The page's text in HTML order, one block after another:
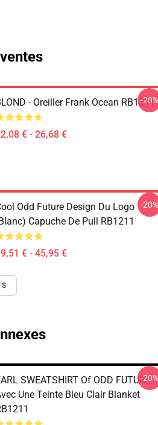
- Oreiller Frank Ocean RB1211
€ - 26,68 €
-20%
Odd Future Design Du Logo
Capuche De Pull RB1211
€ - 45,95 €
-20%
SWEATSHIRT Of ODD FUTURE
Une Teinte Bleu Clair Blanket
-20%